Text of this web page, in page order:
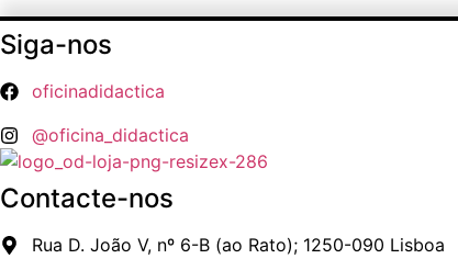
Siga-nos
oficinadidactica
@oficina_didactica
Contacte-nos
Rua D. João V, nº 6-B (ao Rato); 1250-090 Lisboa